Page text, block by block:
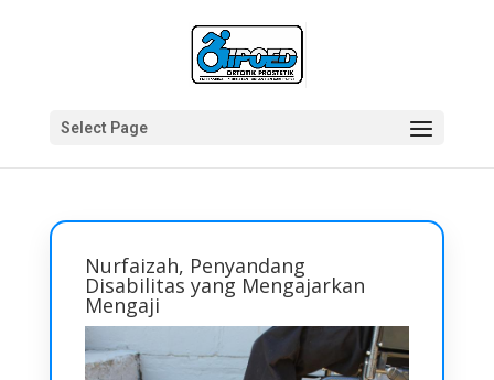
Select Page
Nurfaizah, Penyandang
Disabilitas yang Mengajarkan
Mengaji